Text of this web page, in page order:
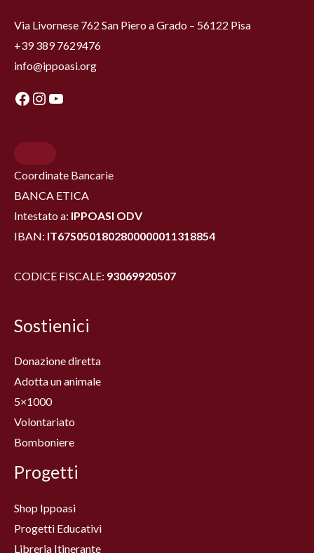
Via Livornese 762 San Piero a Grado – 56122 Pisa
+39 389 7629476
info@ippoasi.org
Coordinate Bancarie
BANCA ETICA
Intestato a: IPPOASI ODV
IBAN: IT67S0501802800000011318854
CODICE FISCALE: 93069920507
Sostienici
Donazione diretta
Adotta un animale
5×1000
Volontariato
Bomboniere
Progetti
Shop Ippoasi
Progetti Educativi
Libreria Itinerante